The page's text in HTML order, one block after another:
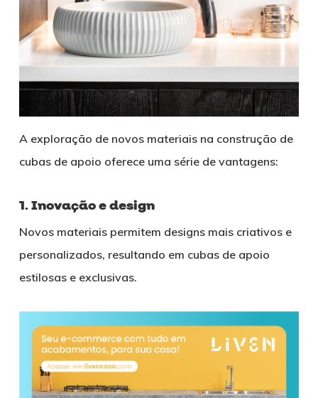
A exploração de novos materiais na construção de
cubas de apoio oferece uma série de vantagens:
1. Inovação e design
Novos materiais permitem designs mais criativos e
personalizados, resultando em cubas de apoio
estilosas e exclusivas.